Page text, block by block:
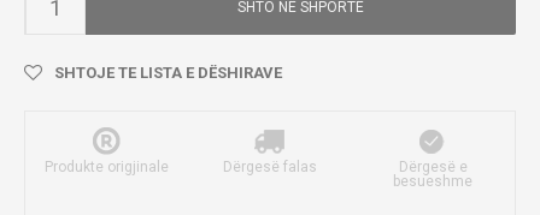
SHTO NË SHPORTË
SHTOJE TE LISTA E DËSHIRAVE
Produkte origjinale Dërgesë falas
Dërgesë e
besueshme